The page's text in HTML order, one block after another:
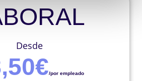
Desde
/por empleado